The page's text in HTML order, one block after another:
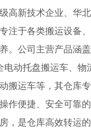
高新技术企业、华
注于各类搬运设备
。公司主营产品涵
电动托盘搬运车、物
搬运车等，其仓库
作便捷、安全可靠
，是仓库高效转运